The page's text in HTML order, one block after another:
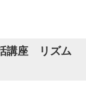
講座 リズム